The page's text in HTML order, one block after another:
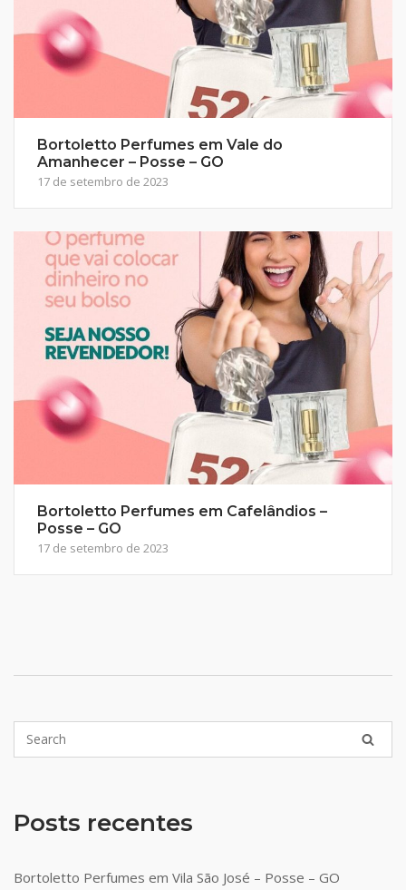
Bortoletto Perfumes em Vale do
Amanhecer – Posse – GO
17 de setembro de 2023
Bortoletto Perfumes em Cafelândios –
Posse – GO
17 de setembro de 2023
Posts recentes
Bortoletto Perfumes em Vila São José – Posse – GO